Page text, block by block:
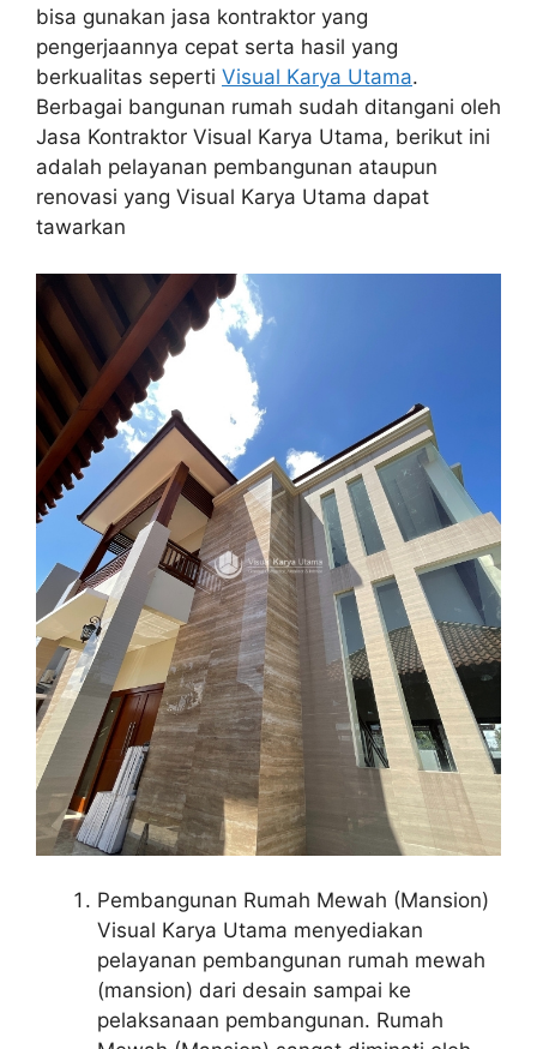
bisa gunakan jasa kontraktor yang
pengerjaannya cepat serta hasil yang
berkualitas seperti Visual Karya Utama.
Berbagai bangunan rumah sudah ditangani oleh
Jasa Kontraktor Visual Karya Utama, berikut ini
adalah pelayanan pembangunan ataupun
renovasi yang Visual Karya Utama dapat
tawarkan
Pembangunan Rumah Mewah (Mansion)
Visual Karya Utama menyediakan
pelayanan pembangunan rumah mewah
(mansion) dari desain sampai ke
pelaksanaan pembangunan. Rumah